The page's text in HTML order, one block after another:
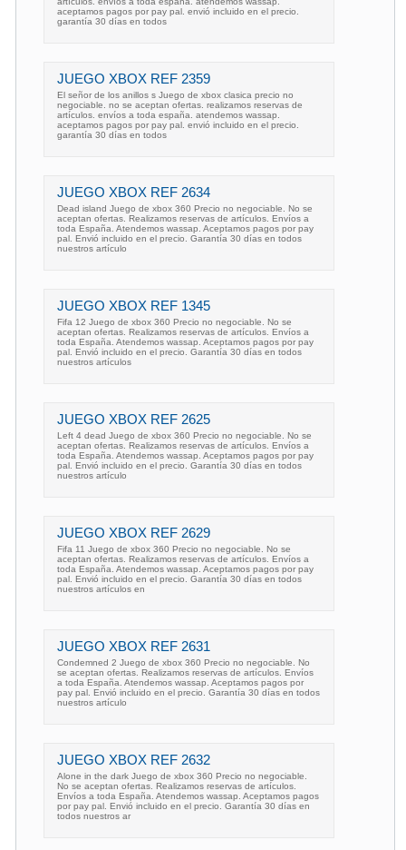
aceptamos pagos por pay pal. envió incluido en el precio.
garantía 30 días en todos
JUEGO XBOX REF 2359
El señor de los anillos s Juego de xbox clasica precio no
negociable. no se aceptan ofertas. realizamos reservas de
artículos. envíos a toda españa. atendemos wassap.
aceptamos pagos por pay pal. envió incluido en el precio.
garantía 30 días en todos
JUEGO XBOX REF 2634
Dead island Juego de xbox 360 Precio no negociable. No se
aceptan ofertas. Realizamos reservas de artículos. Envíos a
toda España. Atendemos wassap. Aceptamos pagos por pay
pal. Envió incluido en el precio. Garantía 30 días en todos
nuestros artículo
JUEGO XBOX REF 1345
Fifa 12 Juego de xbox 360 Precio no negociable. No se
aceptan ofertas. Realizamos reservas de artículos. Envíos a
toda España. Atendemos wassap. Aceptamos pagos por pay
pal. Envió incluido en el precio. Garantía 30 días en todos
nuestros artículos
JUEGO XBOX REF 2625
Left 4 dead Juego de xbox 360 Precio no negociable. No se
aceptan ofertas. Realizamos reservas de artículos. Envíos a
toda España. Atendemos wassap. Aceptamos pagos por pay
pal. Envió incluido en el precio. Garantía 30 días en todos
nuestros artículo
JUEGO XBOX REF 2629
Fifa 11 Juego de xbox 360 Precio no negociable. No se
aceptan ofertas. Realizamos reservas de artículos. Envíos a
toda España. Atendemos wassap. Aceptamos pagos por pay
pal. Envió incluido en el precio. Garantía 30 días en todos
nuestros artículos en
JUEGO XBOX REF 2631
Condemned 2 Juego de xbox 360 Precio no negociable. No
se aceptan ofertas. Realizamos reservas de artículos. Envíos
a toda España. Atendemos wassap. Aceptamos pagos por
pay pal. Envió incluido en el precio. Garantía 30 días en todos
nuestros artículo
JUEGO XBOX REF 2632
Alone in the dark Juego de xbox 360 Precio no negociable.
No se aceptan ofertas. Realizamos reservas de artículos.
Envíos a toda España. Atendemos wassap. Aceptamos pagos
por pay pal. Envió incluido en el precio. Garantía 30 días en
todos nuestros ar